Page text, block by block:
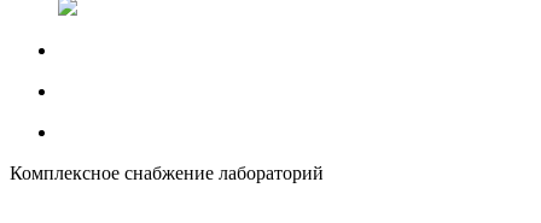
Комплексное снабжение лабораторий